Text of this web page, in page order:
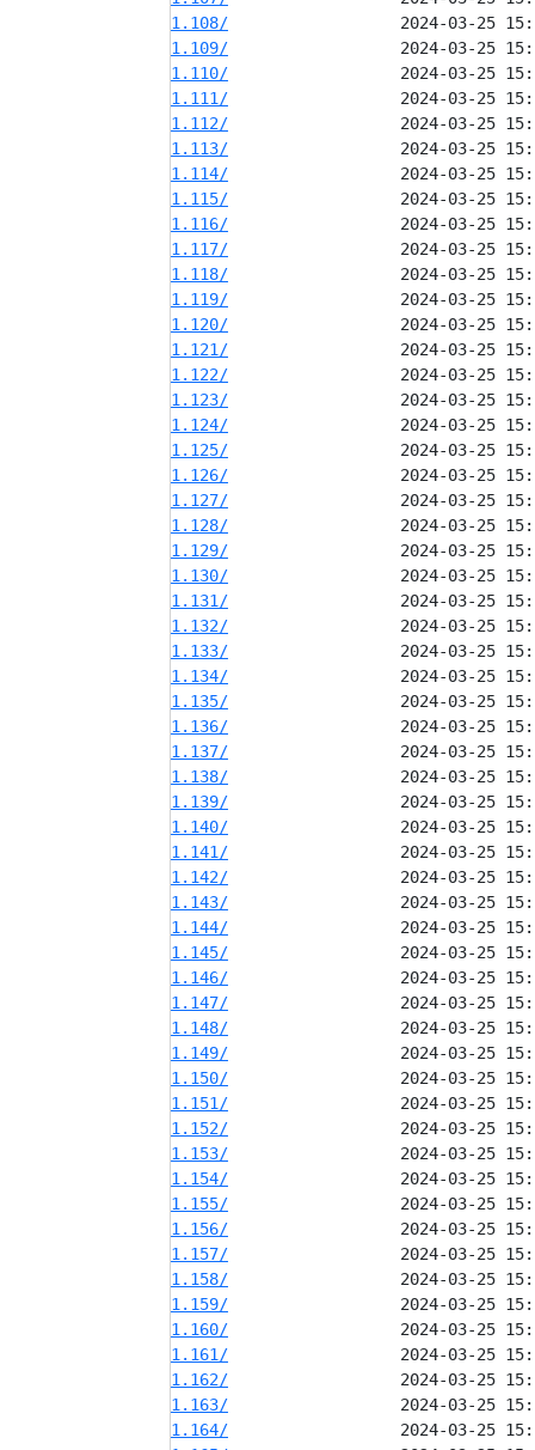
1.108/
1.109/
1.110/
1.111/
1.112/
1.113/
1.114/
1.115/
1.116/
1.117/
1.118/
1.119/
1.120/
1.121/
1.122/
1.123/
1.124/
1.125/
1.126/
1.127/
1.128/
1.129/
1.130/
1.131/
1.132/
1.133/
1.134/
1.135/
1.136/
1.137/
1.138/
1.139/
1.140/
1.141/
1.142/
1.143/
1.144/
1.145/
1.146/
1.147/
1.148/
1.149/
1.150/
1.151/
1.152/
1.153/
1.154/
1.155/
1.156/
1.157/
1.158/
1.159/
1.160/
1.161/
1.162/
1.163/
1.164/